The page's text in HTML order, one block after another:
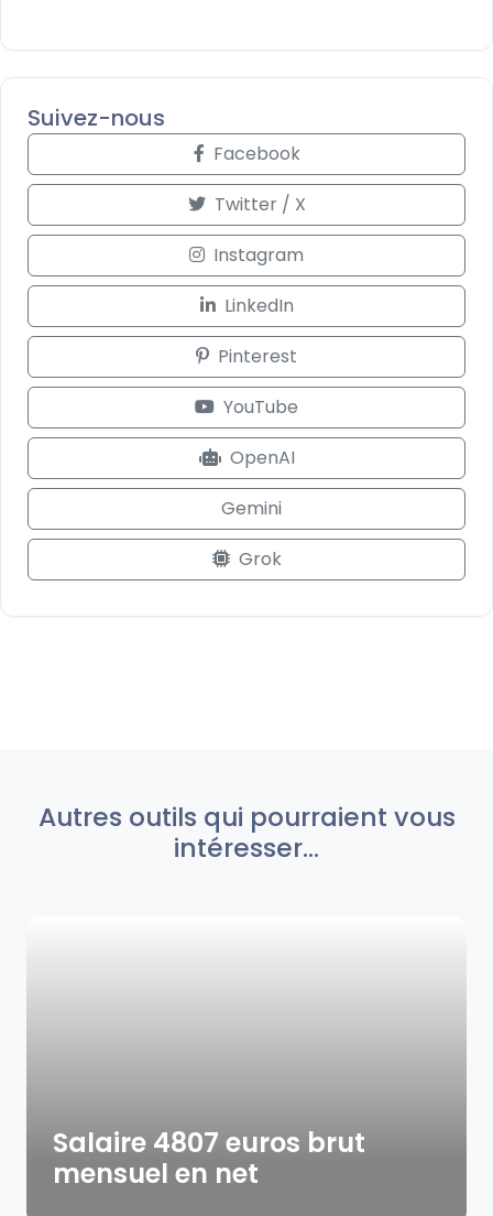
Suivez-nous
Facebook
Twitter / X
Instagram
LinkedIn
Pinterest
YouTube
OpenAI
Gemini
Grok
Autres outils qui pourraient vous
intéresser...
Salaire 4807 euros brut
mensuel en net